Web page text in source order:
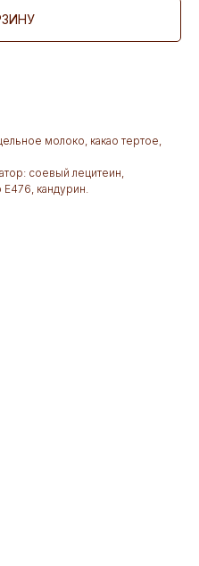
молоко, какао тертое,
соевый лецитеин,
Е476, кандурин.